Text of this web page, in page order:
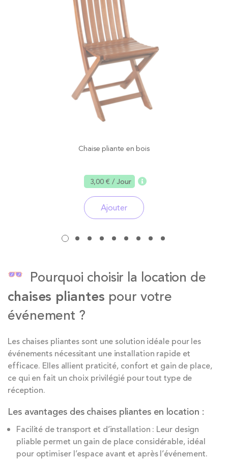
Chaise pliante en bois
3,00 €/ Jour
Ajouter
Pourquoi choisir la location de
chaises pliantes pour votre
événement ?
Les chaises pliantes sont une solution idéale pour les
événements nécessitant une installation rapide et
efficace. Elles allient praticité, confort et gain de place,
ce qui en fait un choix privilégié pour tout type de
réception.
Les avantages des chaises pliantes en location :
Facilité de transport et d’installation : Leur design
pliable permet un gain de place considérable, idéal
pour optimiser l’espace avant et après l’événement.